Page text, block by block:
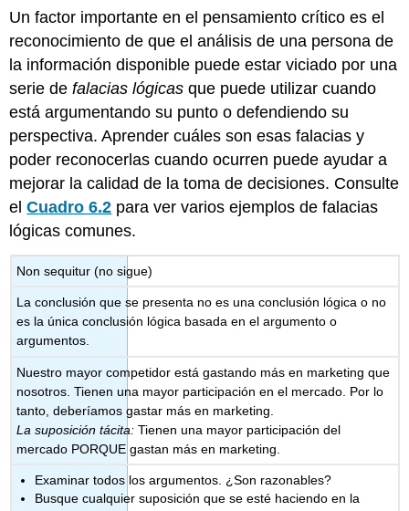
Un factor importante en el pensamiento crítico es el
reconocimiento de que el análisis de una persona de
la información disponible puede estar viciado por una
serie defalacias lógicas que puede utilizar cuando
está argumentando su punto o defendiendo su
perspectiva. Aprender cuáles son esas falacias y
poder reconocerlas cuando ocurren puede ayudar a
mejorar la calidad de la toma de decisiones. Consulte
elCuadro 6.2 para ver varios ejemplos de falacias
lógicas comunes.
Non sequitur (no sigue)
La conclusión que se presenta no es una conclusión lógica o no
es la única conclusión lógica basada en el argumento o
argumentos.
Nuestro mayor competidor está gastando más en marketing que
nosotros. Tienen una mayor participación en el mercado. Por lo
tanto, deberíamos gastar más en marketing.
La suposición tácita: Tienen una mayor participación del
mercado PORQUE gastan más en marketing.
Examinar todos los argumentos. ¿Son razonables?
Busque cualquier suposición que se esté haciendo en la